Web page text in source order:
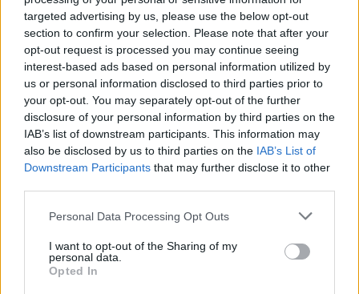
targeted advertising by us, please use the below opt-out
section to confirm your selection. Please note that after your
opt-out request is processed you may continue seeing
interest-based ads based on personal information utilized by
us or personal information disclosed to third parties prior to
your opt-out. You may separately opt-out of the further
disclosure of your personal information by third parties on the
IAB’s list of downstream participants. This information may
also be disclosed by us to third parties on the IAB’s List of
Downstream Participants that may further disclose it to other
Personal Data Processing Opt Outs
I want to opt-out of the Sharing of my
personal data.
Opted In
Με τη λεβονοργεστρέλη, μπορεί επίσης να έχετε κάποια
απροσδόκητη αιμορραγία. Θα πρέπει να φύγει μέχρι την
επόμενη περίοδο. Ωστόσο, είναι πιθανό η
λεβονοργεστρέλη να κάνει την επόμενη περίοδό σας να
είναι πιο βαριά ή ελαφρύτερη από το συνηθισμένο.
Μπορεί επίσης να έρθει νωρίτερα ή αργότερα από ό,τι
είναι φυσιολογικό για εσάς.Εάν δεν έχετε περίοδο εντός
τριών εβδομάδων, κάντε ένα τεστ εγκυμοσύνης για να
βεβαιωθείτε ότι δεν είστε έγκυος.
ΠΗΓΗ: webmd.com